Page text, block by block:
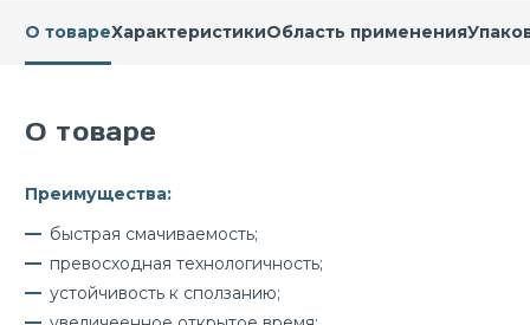
О товареХарактеристикиОбласть применения
О товаре
Преимущества:
быстрая смачиваемость;
превосходная технологичность;
устойчивость к сползанию;